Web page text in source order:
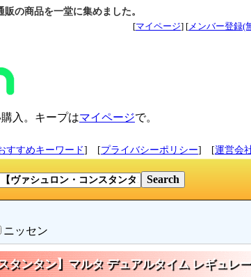
の商品を一堂に集めました。
[マイページ] [メンバー登録(
入。キープはマイページで。
すすめキーワード] [プライバシーポリシー] [運営会
ニッセン
タンタン】マルタ デュアルタイム レギュレ